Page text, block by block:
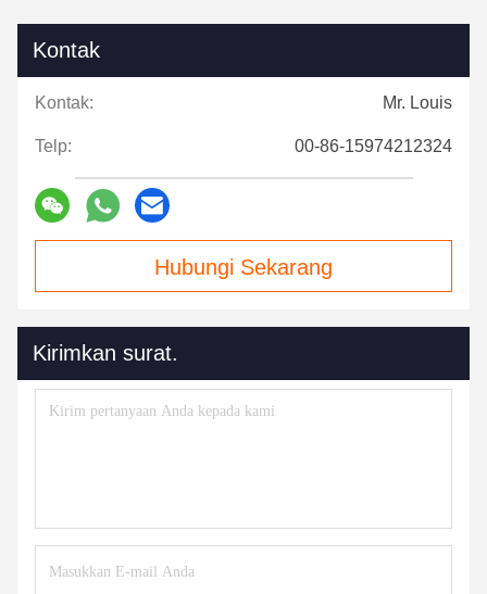
Kontak
Kontak: Mr. Louis
Telp: 00-86-15974212324
Hubungi Sekarang
Kirimkan surat.